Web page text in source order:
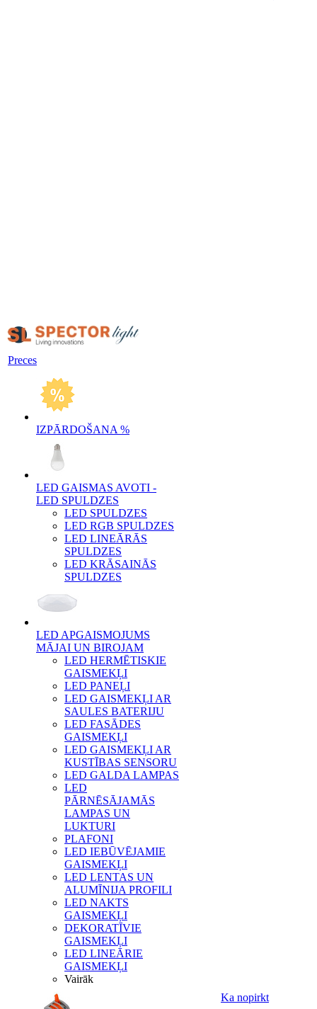
Preces
IZPĀRDOŠANA %
LED GAISMAS AVOTI -
LED SPULDZES
LED SPULDZES
LED RGB SPULDZES
LED LINEĀRĀS
SPULDZES
LED KRĀSAINĀS
SPULDZES
LED APGAISMOJUMS
MĀJAI UN BIROJAM
LED HERMĒTISKIE
GAISMEKĻI
LED PANEĻI
LED GAISMEKĻI AR
SAULES BATERIJU
LED FASĀDES
GAISMEKĻI
LED GAISMEKĻI AR
KUSTĪBAS SENSORU
LED GALDA LAMPAS
LED
PĀRNĒSĀJAMĀS
LAMPAS UN
LUKTURI
PLAFONI
LED IEBŪVĒJAMIE
GAISMEKĻI
LED LENTAS UN
ALUMĪNIJA PROFILI
LED NAKTS
GAISMEKĻI
DEKORATĪVIE
GAISMEKĻI
LED LINEĀRIE
GAISMEKĻI
Vairāk
Ka nopirkt